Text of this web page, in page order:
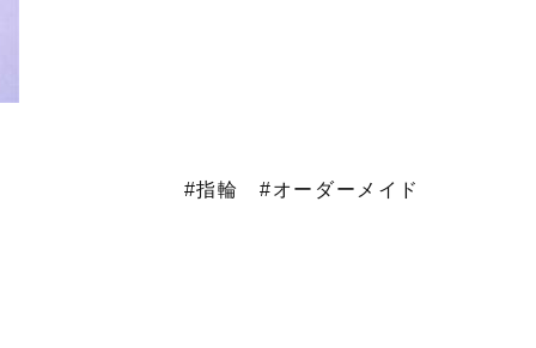
#指輪 #オーダーメイド